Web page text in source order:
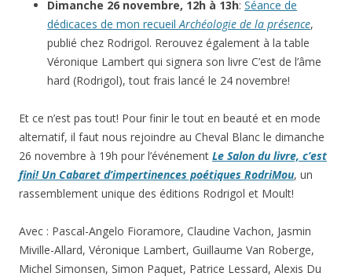
Dimanche 26 novembre, 12h à 13h: Séance de
dédicaces de mon recueilArchéologie de la présence,
publié chez Rodrigol. Rerouvez également à la table
Véronique Lambert qui signera son livre C’est de l’âme
hard (Rodrigol), tout frais lancé le 24 novembre!
Et ce n’est pas tout! Pour finir le tout en beauté et en mode
alternatif, il faut nous rejoindre au Cheval Blanc le dimanche
26 novembre à 19h pour l’événement Le Salon du livre, c’est
fini! Un Cabaret d’impertinences poétiques RodriMou, un
rassemblement unique des éditions Rodrigol et Moult!
Avec : Pascal-Angelo Fioramore, Claudine Vachon, Jasmin
Miville-Allard, Véronique Lambert, Guillaume Van Roberge,
Michel Simonsen, Simon Paquet, Patrice Lessard, Alexis Du